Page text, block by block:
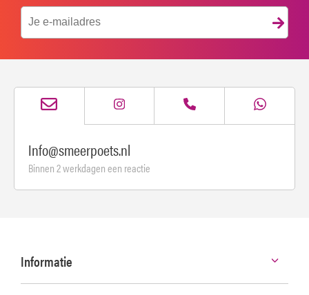
Info@smeerpoets.nl
Binnen 2 werkdagen een reactie
Informatie